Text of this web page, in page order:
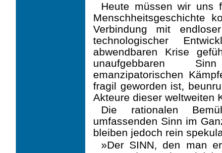
Heute müssen wir uns
Menschheitsgeschichte
Verbindung mit
technologi­scher
abwendbaren Krise
unaufgebbaren
emanzipatorischen
fragil geworden ist,
Akteure dieser welt­weiten
Die rationalen
umfassenden Sinn im
bleiben jedoch rein
»Der SINN, den man